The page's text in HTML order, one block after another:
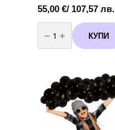
55,00 €/ 107,57 лв.
количество
за
Бутилка
с
употреба
90
балона
КУПИ